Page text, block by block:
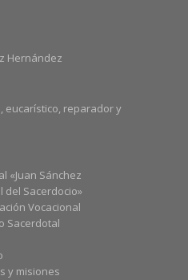
Hernández
eucarístico, reparador y
«Juan Sánchez
del Sacerdocio»
Vocacional
Sacerdotal
y misiones